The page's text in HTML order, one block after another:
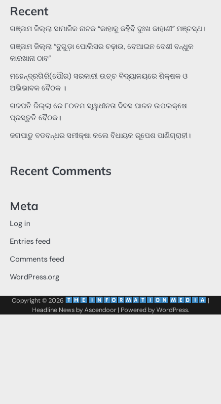
Recent
ଗଞ୍ଜାମ ଜିଲ୍ଲା ସାମାଜିକ ନାଟକ “କାହାକୁ କହିବି ଦୁଃଖ କାହାଣୀ” ମଞ୍ଚସ୍ଥ।
ଗଞ୍ଜାମ ଜିଲ୍ଲା “ବୁଗୁଡ଼ା ପୋଲିସର ଚଢ଼ାଉ, ବେଆଇନ ଦେଶୀ ବନ୍ଧୁକ
କାରଖାନା ଠାବ”
ମହେନ୍ଦ୍ରଗିରି(ପୌର) ସରକାରୀ ଉଚ୍ଚ ବିଦ୍ୟାଳୟରେ ଶିକ୍ଷକ ଓ
ଅଭିଭାବକ ବୈଠକ ।
ଗଜପତି ଜିଲ୍ଲା ରେ ୮୦ତମ ସ୍ୱାଧୀନତା ଦିବସ ପାଳନ ଉପଲକ୍ଷେ
ପ୍ରସ୍ତୁତି ବୈଠକ।
ଜଗପାଡୁ ବଡବନ୍ଧର ସମୀକ୍ଷା କଲେ ବିଧାୟକ ରୂପେଶ ପାଣିଗ୍ରାହୀ।
Recent Comments
Meta
Log in
Entries feed
Comments feed
WordPress.org
Copyright © 2026
|
Headline News byAscendoor| Powered byWordPress.